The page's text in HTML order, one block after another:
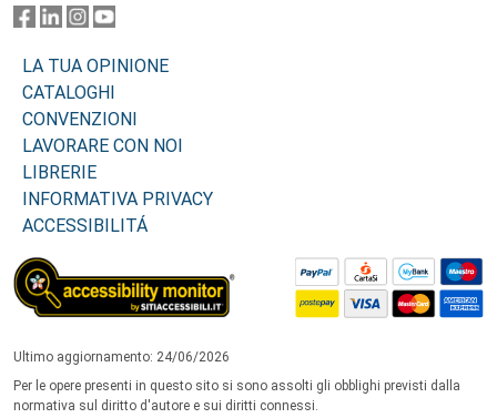
LA TUA OPINIONE
CATALOGHI
CONVENZIONI
LAVORARE CON NOI
LIBRERIE
INFORMATIVA PRIVACY
ACCESSIBILITÁ
Ultimo aggiornamento: 24/06/2026
Per le opere presenti in questo sito si sono assolti gli obblighi previsti dalla
normativa sul diritto d'autore e sui diritti connessi.